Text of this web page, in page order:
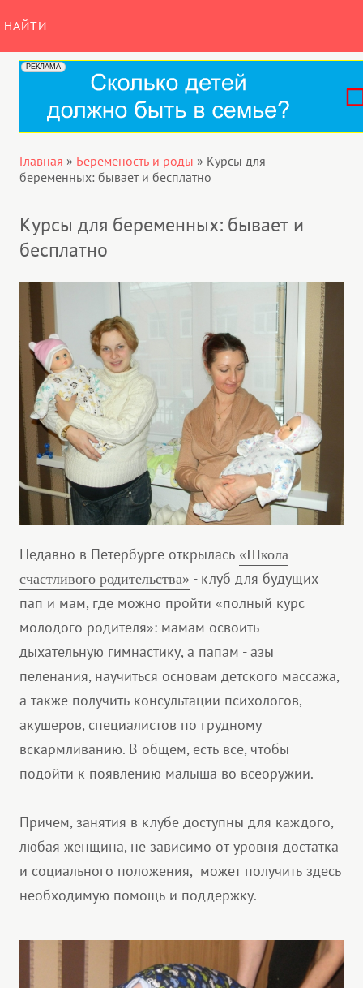
НАЙТИ
Главная » Беременость и роды » Курсы для
беременных: бывает и бесплатно
Курсы для беременных: бывает и
бесплатно
Недавно в Петербурге открылась «Школа
счастливого родительства» - клуб для будущих
пап и мам, где можно пройти «полный курс
молодого родителя»: мамам освоить
дыхательную гимнастику, а папам - азы
пеленания, научиться основам детского массажа,
а также получить консультации психологов,
акушеров, специалистов по грудному
вскармливанию. В общем, есть все, чтобы
подойти к появлению малыша во всеоружии.
Причем, занятия в клубе доступны для каждого,
любая женщина, не зависимо от уровня достатка
и социального положения, может получить здесь
необходимую помощь и поддержку.